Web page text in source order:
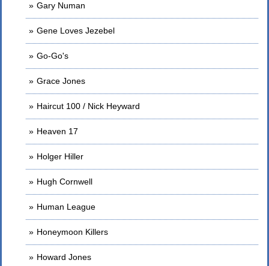
Gary Numan
Gene Loves Jezebel
Go-Go's
Grace Jones
Haircut 100 / Nick Heyward
Heaven 17
Holger Hiller
Hugh Cornwell
Human League
Honeymoon Killers
Howard Jones